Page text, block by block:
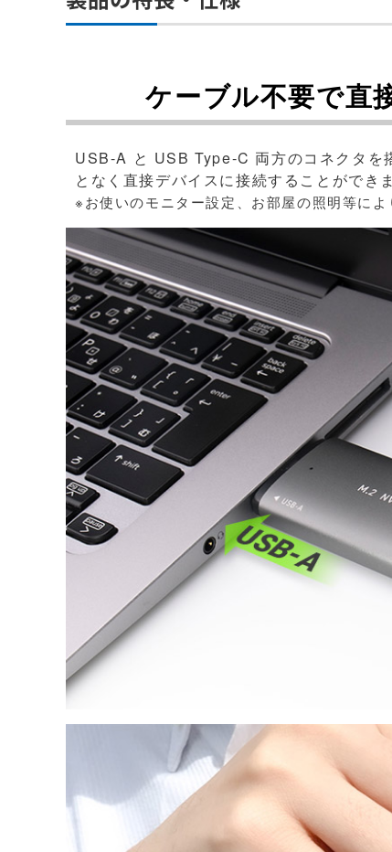
ケーブル不要で直
USB-A と USB Type-C 両方のコネクタを
となく直接デバイスに接続することができま
※お使いのモニター設定、お部屋の照明等に